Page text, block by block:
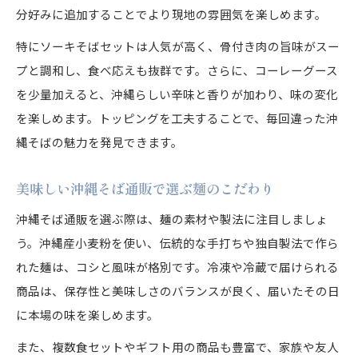
分好みに追加することでより現地の雰囲気を楽しめます。
特にソーキそばセットは人気が高く、骨付き肉の旨味がスー
プと調和し、食べ応えも抜群です。さらに、コーレーグース
を少量加えると、沖縄らしい辛味と香りが加わり、味の変化
を楽しめます。トッピングを工夫することで、毎回違った沖
縄そばの魅力を発見できます。
美味しい沖縄そば通販で選ぶ麺のこだわり
沖縄そば通販を選ぶ際は、麺の素材や製法に注目しましょ
う。沖縄産小麦粉を使い、伝統的な手打ちや独自製法で作ら
れた麺は、コシと風味が格別です。冷凍や冷蔵で届けられる
商品は、保存性と美味しさのバランスが良く、届いたその日
に本場の味を楽しめます。
また、複数食セットやギフト用の商品も豊富で、家族や友人